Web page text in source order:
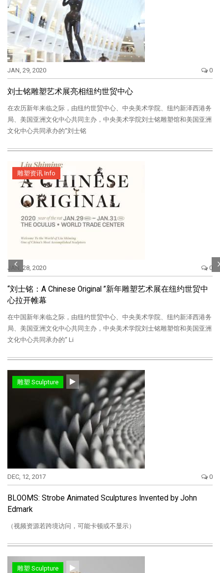
JAN, 29, 2020 0
刘士铭雕塑艺术展亮相纽约世贸中心
在农历新年来临之际，由纽约世贸中心、中央美术学院、纽约新泽西港务
局、美国亚洲文化中心共同主办，中央美术学院刘士铭雕塑馆和美国亚洲
文化中心共同承办的“刘士铭
雕塑资讯 Info
JAN, 28, 2020 0
“刘士铭：A Chinese Original ”新年雕塑艺术展在纽约世贸中
心拉开帷幕
在中国新年来临之际，由纽约世贸中心、中央美术学院、纽约新泽西港务
局、美国亚洲文化中心共同主办，中央美术学院刘士铭雕塑馆和美国亚洲
文化中心共同承办的“ Li
雕塑 Sculpture
DEC, 12, 2017 0
BLOOMS: Strobe Animated Sculptures Invented by John
Edmark
（视频资源若跨境访问，可能卡顿或不显示）
雕塑 Sculpture